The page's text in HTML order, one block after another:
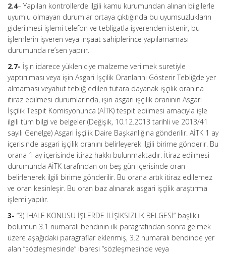
2.4– Yapılan kontrollerde ilgili kamu kurumundan alınan bilgilerle
uyumlu olmayan durumlar ortaya çıktığında bu uyumsuzlukların
giderilmesi işlemi telefon ve tebligatla işverenden istenir, bu
işlemlerin işveren veya inşaat sahiplerince yapılamaması
durumunda re’sen yapılır.
2.7- İşin idarece yükleniciye malzeme verilmek suretiyle
yaptırılması veya işin Asgari İşçilik Oranlarını Gösterir Tebliğde yer
almaması veyahut tebliğ edilen tutara dayanak işçilik oranına
itiraz edilmesi durumlarında, işin asgari işçilik oranının Asgari
İşçilik Tespit Komisyonunca (AİTK) tespit edilmesi amacıyla işle
ilgili tüm bilgi ve belgeler (Değişik, 10.12.2013 tarihli ve 2013/41
sayılı Genelge) Asgari İşçilik Daire Başkanlığına gönderilir. AİTK 1 ay
içerisinde asgari işçilik oranını belirleyerek ilgili birime gönderir. Bu
orana 1 ay içerisinde itiraz hakkı bulunmaktadır. İtiraz edilmesi
durumunda AİTK tarafından on beş gün içerisinde oran
belirlenerek ilgili birime gönderilir. Bu orana artık itiraz edilemez
ve oran kesinleşir. Bu oran baz alınarak asgari işçilik araştırma
işlemi yapılır.
3- “3) İHALE KONUSU İŞLERDE İLİŞİKSİZLİK BELGESİ” başlıklı
bölümün 3.1 numaralı bendinin ilk paragrafından sonra gelmek
üzere aşağıdaki paragraflar eklenmiş, 3.2 numaralı bendinde yer
alan “sözleşmesinde” ibaresi “sözleşmesinde veya